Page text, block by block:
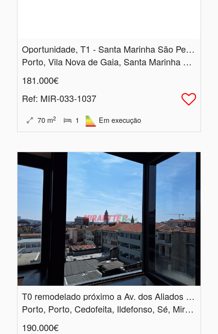
Oportunidade, T1 - Santa Marinha São Pedro da Afurada
Porto, Vila Nova de Gaia, Santa Marinha e São Pedro da Afurada
181.000€
Ref: MIR-033-1037
70 m2 1 Em execução
T0 remodelado próximo a Av.​ dos Aliados - Porto
Porto, Porto, Cedofeita, Ildefonso, Sé, Miragaia, Nicolau, Vitória
190.000€